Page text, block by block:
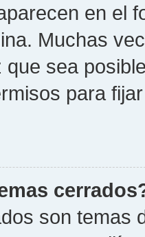
en el
Muchas
que sea
para
son temas